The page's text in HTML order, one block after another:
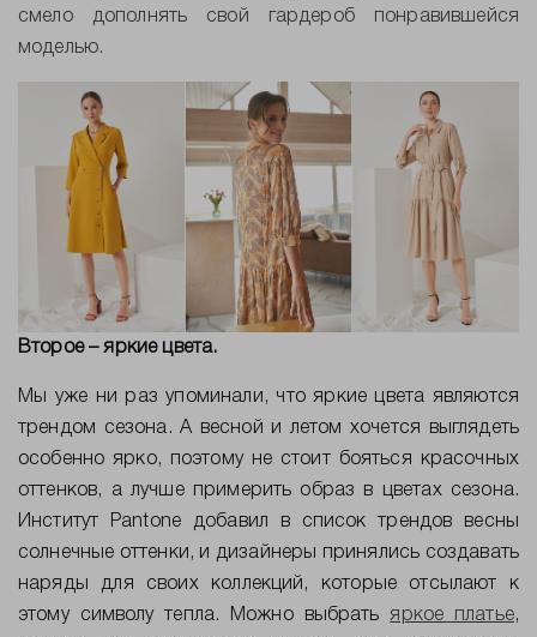
смело дополнять свой гардероб понравившейся
моделью.
Второе – яркие цвета.
Мы уже ни раз упоминали, что яркие цвета являются
трендом сезона. А весной и летом хочется выглядеть
особенно ярко, поэтому не стоит бояться красочных
оттенков, а лучше примерить образ в цветах сезона.
Институт Pantone добавил в список трендов весны
солнечные оттенки, и дизайнеры принялись создавать
наряды для своих коллекций, которые отсылают к
этому символу тепла. Можно выбратьяркое платье,